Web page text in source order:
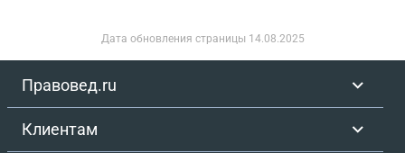
Дата обновления страницы 14.08.2025
Правовед.ru
Клиентам